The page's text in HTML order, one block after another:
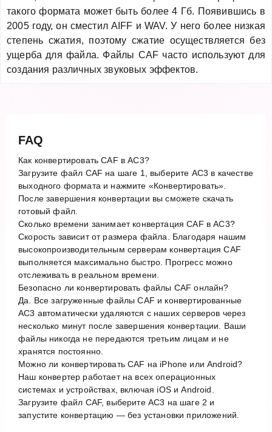
такого формата может быть более 4 Гб. Появившись в
2005 году, он сместил AIFF и WAV. У него более низкая
степень сжатия, поэтому сжатие осуществляется без
ущерба для файла. Файлы CAF часто используют для
создания различных звуковых эффектов.
FAQ
Как конвертировать CAF в AC3?
Загрузите файл CAF на шаге 1, выберите AC3 в качестве
выходного формата и нажмите «Конвертировать».
После завершения конвертации вы сможете скачать
готовый файл.
Сколько времени занимает конвертация CAF в AC3?
Скорость зависит от размера файла. Благодаря нашим
высокопроизводительным серверам конвертация CAF
выполняется максимально быстро. Прогресс можно
отслеживать в реальном времени.
Безопасно ли конвертировать файлы CAF онлайн?
Да. Все загруженные файлы CAF и конвертированные
AC3 автоматически удаляются с наших серверов через
несколько минут после завершения конвертации. Ваши
файлы никогда не передаются третьим лицам и не
хранятся постоянно.
Можно ли конвертировать CAF на iPhone или Android?
Наш конвертер работает на всех операционных
системах и устройствах, включая iOS и Android.
Загрузите файл CAF, выберите AC3 на шаге 2 и
запустите конвертацию — без установки приложений.